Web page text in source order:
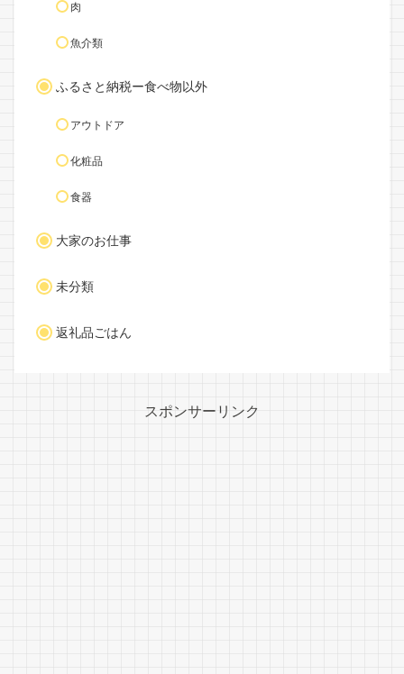
肉
魚介類
ふるさと納税ー食べ物以外
アウトドア
化粧品
食器
大家のお仕事
未分類
返礼品ごはん
スポンサーリンク